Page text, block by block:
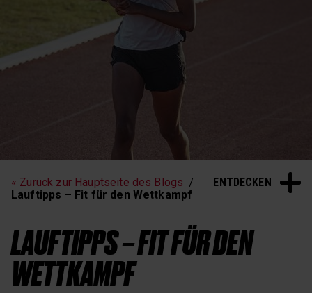
ENTDECKEN
Schlaf und Erholung
« Zurück zur Hauptseite des Blogs
Lauftipps – Fit für den Wettkampf
LAUFTIPPS – FIT FÜR DEN
WETTKAMPF